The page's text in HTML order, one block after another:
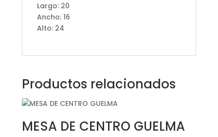
Largo: 20
Ancho: 16
Alto: 24
Productos relacionados
MESA DE CENTRO GUELMA